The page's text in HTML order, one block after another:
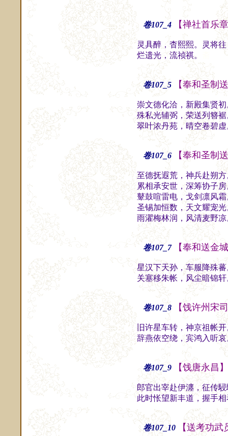
卷107_4 【禅社首乐
灵具醉，杳熙熙。灵将
烂遗光，流祯祺。
卷107_5 【奉和圣制
崇文德化洽，新殿集贤
殊私光辅弼，荣送列簪
翠叶浓丹苑，晴空卷碧
卷107_6 【奉和圣制
至德抚遐荒，神兵赴朔
累相承安世，深筹协子
鼙鼓喧雷电，戈剑凛风
圣锡加恒数，天文耀宠
雨濯梅林润，风清麦野
卷107_7 【奉和送金
星汉下天孙，车服降殊
关塞移朱帐，风尘暗锦
卷107_8 【饯许州宋
旧许星车转，神京祖帐
辞燕依空绕，宾鸿入听
卷107_9 【饯唐永昌】
郎官出宰赴伊瀍，征传
此时怅望新丰道，握手
卷107_10 【送考功